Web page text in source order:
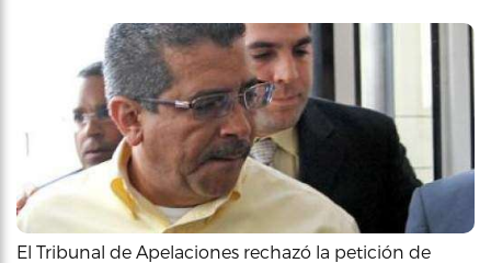
El Tribunal de Apelaciones rechazó la petición de